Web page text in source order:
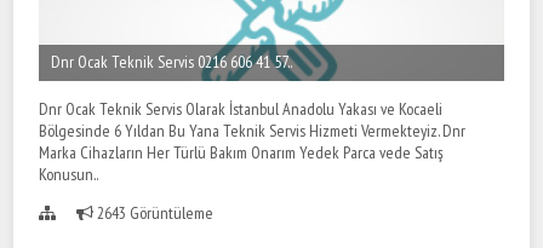
Dnr Ocak Teknik Servis 0216 606 41 57..
Dnr Ocak Teknik Servis Olarak İstanbul Anadolu Yakası ve Kocaeli
Bölgesinde 6 Yıldan Bu Yana Teknik Servis Hizmeti Vermekteyiz. Dnr
Marka Cihazların Her Türlü Bakım Onarım Yedek Parca vede Satış
Konusun..
2643 Görüntüleme